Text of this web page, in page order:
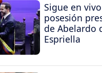
Sigue en
posesión
de Abelardo
Espriella